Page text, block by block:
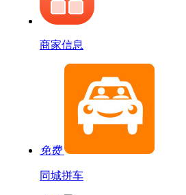
商家信息
免费
同城拼车